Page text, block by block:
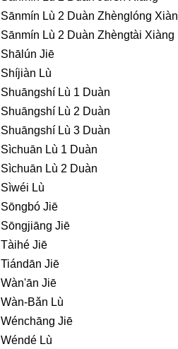
Sānmín Lù 2 Duàn Zhènglóng
Sānmín Lù 2 Duàn Zhèngtài Xiàng
Shālún Jiē
Shíjiàn Lù
Shuāngshí Lù 1 Duàn
Shuāngshí Lù 2 Duàn
Shuāngshí Lù 3 Duàn
Sìchuān Lù 1 Duàn
Sìchuān Lù 2 Duàn
Sìwéi Lù
Sōngbó Jiē
Sōngjiāng Jiē
Tàihé Jiē
Tiándān Jiē
Wàn'ān Jiē
Wàn-Bǎn Lù
Wénchāng Jiē
Wéndé Lù